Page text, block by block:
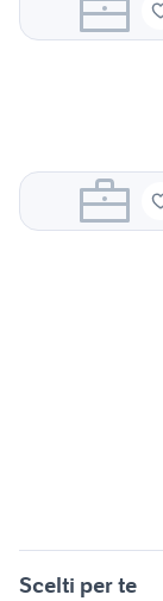
Scelti per te